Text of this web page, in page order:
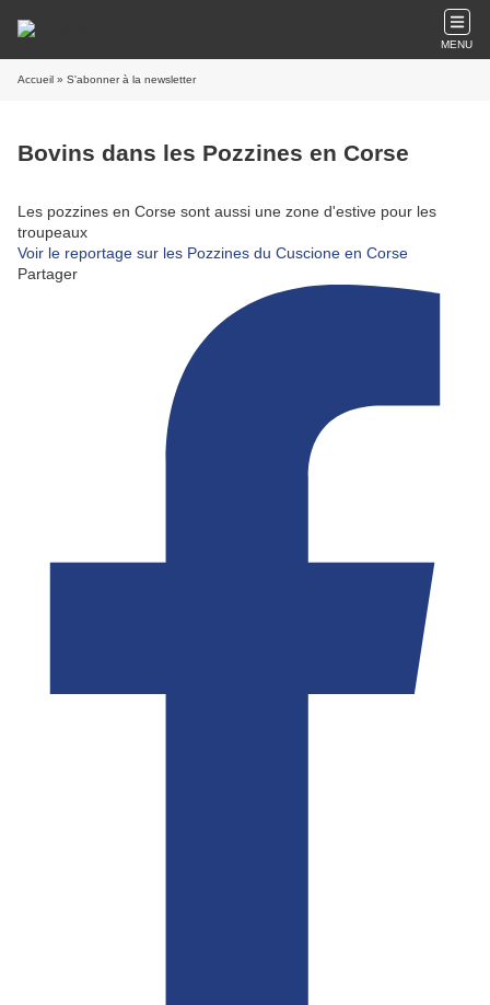
MENU
Accueil » S'abonner à la newsletter
Bovins dans les Pozzines en Corse
Les pozzines en Corse sont aussi une zone d'estive pour les
troupeaux
Voir le reportage sur les Pozzines du Cuscione en Corse
Partager